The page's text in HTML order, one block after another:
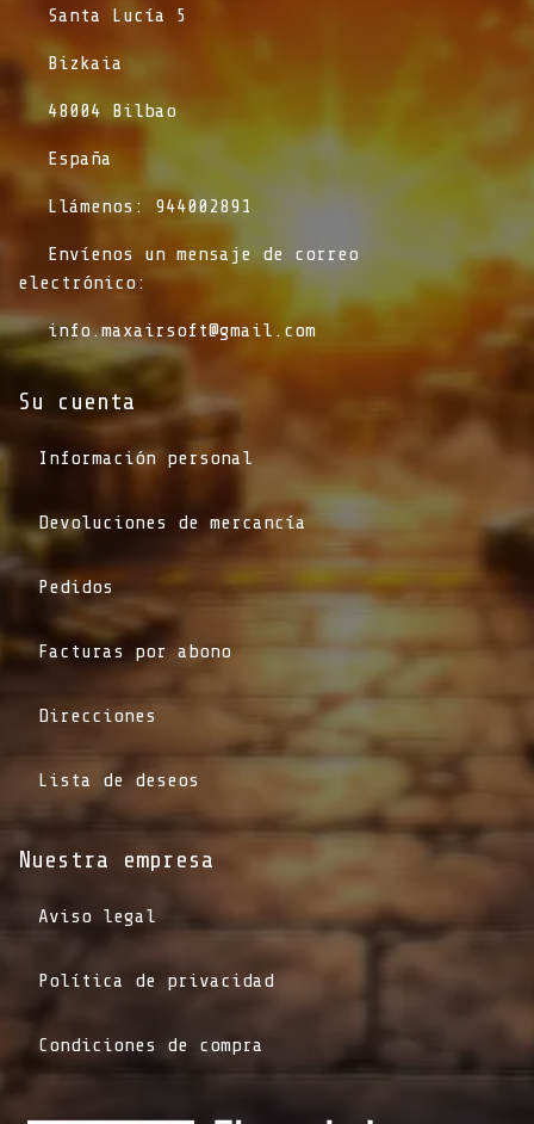
​Santa Lucía 5
​Bizkaia
​48004 Bilbao
​España
​Llámenos: 944002891
​Envíenos un mensaje de correo
electrónico:
info.maxairsoft@gmail.com
Su cuenta
Información personal
Devoluciones de mercancía
Pedidos
Facturas por abono
Direcciones
Lista de deseos
Nuestra empresa
Aviso legal
Política de privacidad
Condiciones de compra